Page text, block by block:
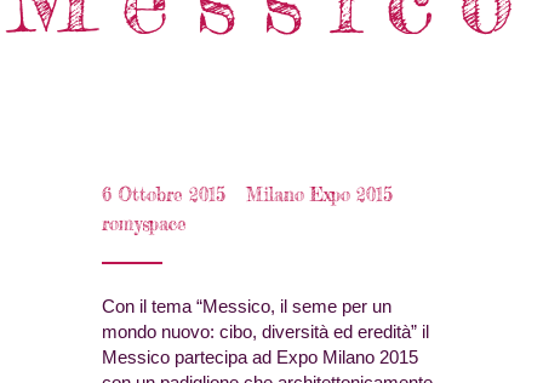
6 Ottobre 2015
Milano Expo 2015
romyspace
Con il tema “Messico, il seme per un
mondo nuovo: cibo, diversità ed eredità” il
Messico partecipa ad Expo Milano 2015